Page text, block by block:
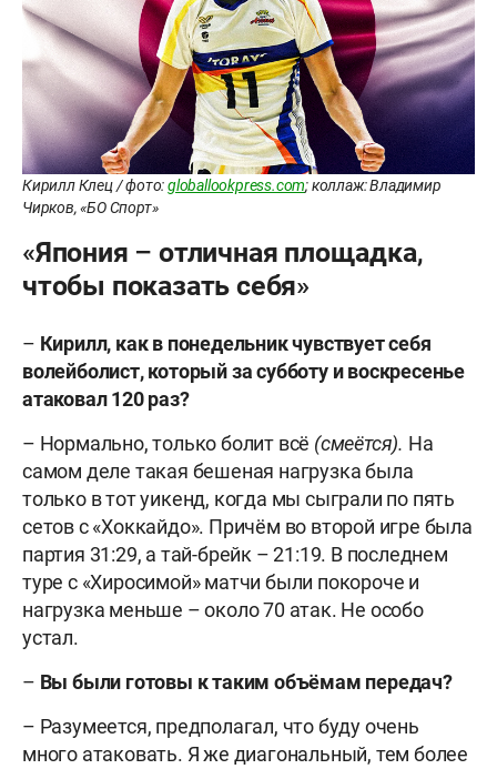
Кирилл Клец / фото:globallookpress.com; коллаж: Владимир
Чирков, «БО Спорт»
«Япония – отличная площадка,
чтобы показать себя»
– Кирилл, как в понедельник чувствует себя
волейболист, который за субботу и воскресенье
атаковал 120 раз?
– Нормально, только болит всё (смеётся). На
самом деле такая бешеная нагрузка была
только в тот уикенд, когда мы сыграли по пять
сетов с «Хоккайдо». Причём во второй игре была
партия 31:29, а тай-брейк – 21:19. В последнем
туре с «Хиросимой» матчи были покороче и
нагрузка меньше – около 70 атак. Не особо
устал.
– Вы были готовы к таким объёмам передач?
– Разумеется, предполагал, что буду очень
много атаковать. Я же диагональный, тем более